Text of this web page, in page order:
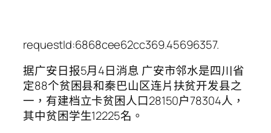
requestId:6868cee62cc369.45696357.
据广安日报5月4日消息 广安市邻水是四川省
定88个贫困县和秦巴山区连片扶贫开发县之
一，有建档立卡贫困人口28150户78304人，
其中贫困学生12225名。